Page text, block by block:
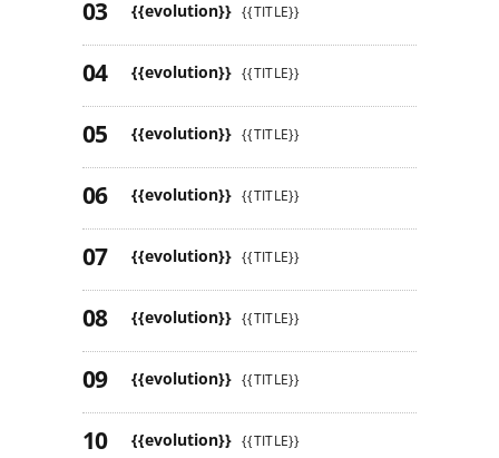
{{evolution}} {{TITLE}}
{{evolution}} {{TITLE}}
{{evolution}} {{TITLE}}
{{evolution}} {{TITLE}}
{{evolution}} {{TITLE}}
{{evolution}} {{TITLE}}
{{evolution}} {{TITLE}}
{{evolution}} {{TITLE}}